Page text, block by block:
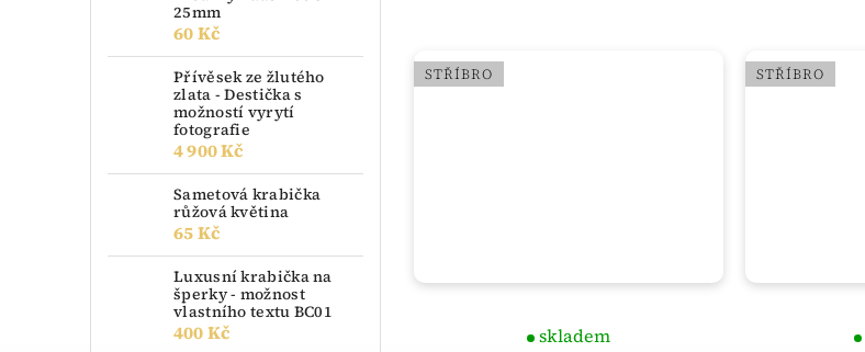
25mm
60 Kč
Přívěsek ze žlutého
zlata - Destička s
možností vyrytí
fotografie
4 900 Kč
Sametová krabička
růžová květina
65 Kč
Luxusní krabička na
šperky - možnost
vlastního textu BC01
400 Kčskladem
STŘÍBRO
skladem
STŘÍBRO